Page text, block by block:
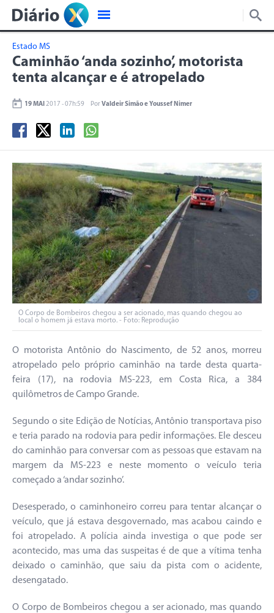
Estado MS
Caminhão ‘anda sozinho’, motorista
tenta alcançar e é atropelado
19 MAI 2017 - 07h:59 PorValdeir Simão e Youssef Nimer
O Corpo de Bombeiros chegou a ser acionado, mas quando chegou ao
local o homem já estava morto. - Foto: Reprodução
O motorista Antônio do Nascimento, de 52 anos, morreu
atropelado pelo próprio caminhão na tarde desta quarta-
feira (17), na rodovia MS-223, em Costa Rica, a 384
quilômetros de Campo Grande.
Segundo o site Edição de Notícias, Antônio transportava piso
e teria parado na rodovia para pedir informações. Ele desceu
do caminhão para conversar com as pessoas que estavam na
margem da MS-223 e neste momento o veículo teria
começado a ‘andar sozinho’.
Desesperado, o caminhoneiro correu para tentar alcançar o
veículo, que já estava desgovernado, mas acabou caindo e
foi atropelado. A polícia ainda investiga o que pode ser
acontecido, mas uma das suspeitas é de que a vítima tenha
deixado o caminhão, que saiu da pista com o acidente,
desengatado.
O Corpo de Bombeiros chegou a ser acionado, mas quando